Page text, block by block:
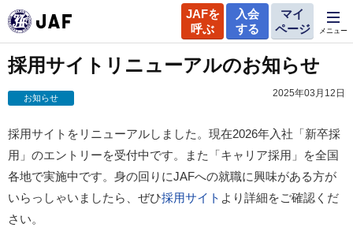
JAFを
呼ぶ
入会
する
マイ
ページ
メニュー
採用サイトリニューアルのお知らせ
お知らせ 2025年03月12日
採用サイトをリニューアルしました。現在2026年入社「新卒採
用」のエントリーを受付中です。また「キャリア採用」を全国
各地で実施中です。身の回りにJAFへの就職に興味がある方が
いらっしゃいましたら、ぜひ採用サイト より詳細をご確認くだ
さい。